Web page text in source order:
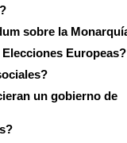
sobre la
Europeas?
un gobierno de